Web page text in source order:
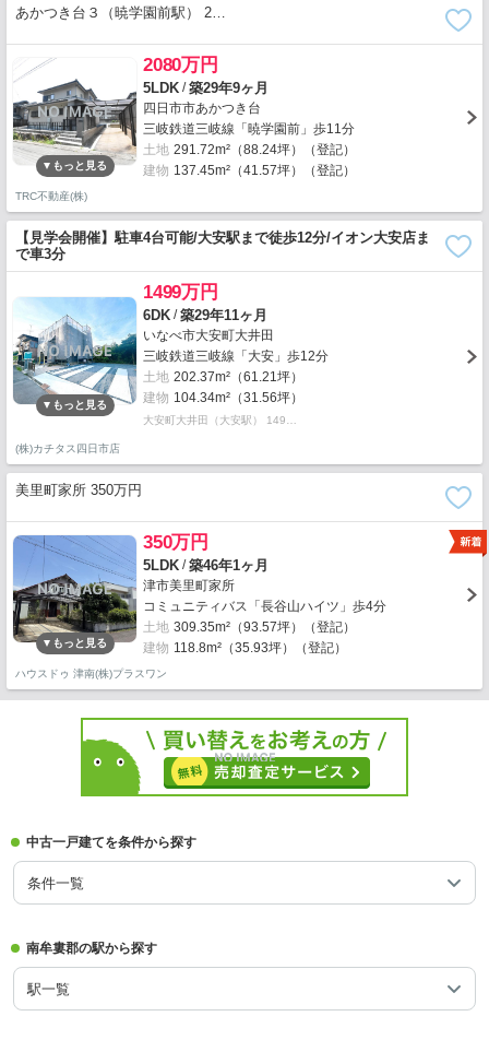
あかつき台３（暁学園前駅） 2…
2080万円
5LDK /築29年9ヶ月
四日市市あかつき台
三岐鉄道三岐線「暁学園前」歩11分
土地 291.72m²（88.24坪）（登記）
建物 137.45m²（41.57坪）（登記）
TRC不動産(株)
【見学会開催】駐車4台可能/大安駅まで徒歩12分/イオン大安店ま
で車3分
1499万円
6DK /築29年11ヶ月
いなべ市大安町大井田
三岐鉄道三岐線「大安」歩12分
土地 202.37m²（61.21坪）
建物 104.34m²（31.56坪）
大安町大井田（大安駅） 149…
(株)カチタス四日市店
美里町家所 350万円
350万円
5LDK /築46年1ヶ月
津市美里町家所
コミュニティバス「長谷山ハイツ」歩4分
土地 309.35m²（93.57坪）（登記）
建物 118.8m²（35.93坪）（登記）
ハウスドゥ 津南(株)プラスワン
中古一戸建てを条件から探す
条件一覧
南牟婁郡の駅から探す
駅一覧